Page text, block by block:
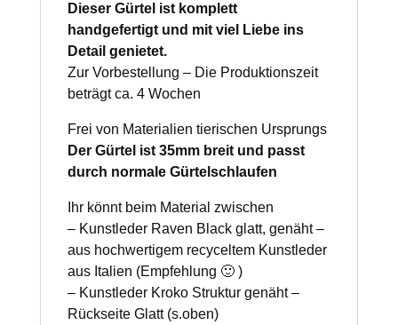
Dieser Gürtel ist komplett
handgefertigt und mit viel Liebe ins
Detail genietet.
Zur Vorbestellung – Die Produktionszeit
beträgt ca. 4 Wochen
Frei von Materialien tierischen Ursprungs
Der Gürtel ist 35mm breit und passt
durch normale Gürtelschlaufen
Ihr könnt beim Material zwischen
– Kunstleder Raven Black glatt, genäht –
aus hochwertigem recyceltem Kunstleder
aus Italien (Empfehlung 🙂 )
– Kunstleder Kroko Struktur genäht –
Rückseite Glatt (s.oben)